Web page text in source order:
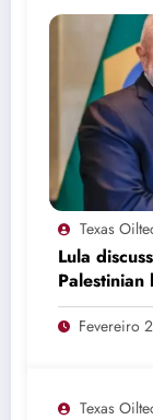
Texas
Lula
Palestinian
invitation
Fevereiro
Texas